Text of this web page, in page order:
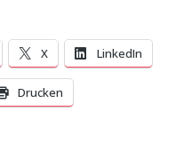
X LinkedIn
Drucken